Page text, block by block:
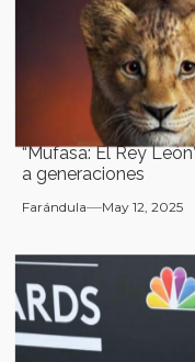
“Mufasa: El Rey
a generaciones
Farándula May 12, 2025